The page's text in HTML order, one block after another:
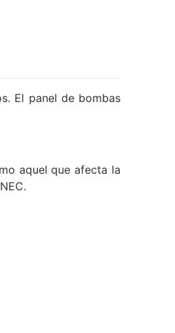
El panel de bombas
aquel que afecta la